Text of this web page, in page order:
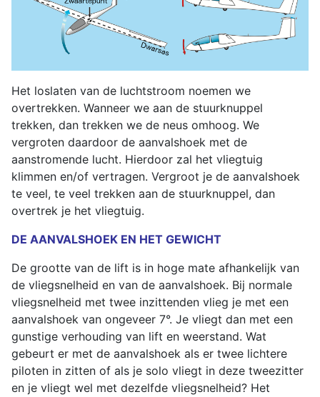
Het loslaten van de luchtstroom noemen we
overtrekken. Wanneer we aan de stuurknuppel
trekken, dan trekken we de neus omhoog. We
vergroten daardoor de aanvalshoek met de
aanstromende lucht. Hierdoor zal het vliegtuig
klimmen en/of vertragen. Vergroot je de aanvalshoek
te veel, te veel trekken aan de stuurknuppel, dan
overtrek je het vliegtuig.
DE AANVALSHOEK EN HET GEWICHT
De grootte van de lift is in hoge mate afhankelijk van
de vliegsnelheid en van de aanvalshoek. Bij normale
vliegsnelheid met twee inzittenden vlieg je met een
aanvalshoek van ongeveer 7°. Je vliegt dan met een
gunstige verhouding van lift en weerstand. Wat
gebeurt er met de aanvalshoek als er twee lichtere
piloten in zitten of als je solo vliegt in deze tweezitter
en je vliegt wel met dezelfde vliegsnelheid? Het